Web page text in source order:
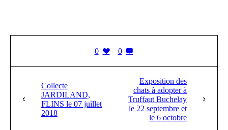
0 0
Collecte
JARDILAND,
FLINS le 07 juillet
2018
Exposition des
chats à adopter à
Truffaut Buchelay
le 22 septembre et
le 6 octobre